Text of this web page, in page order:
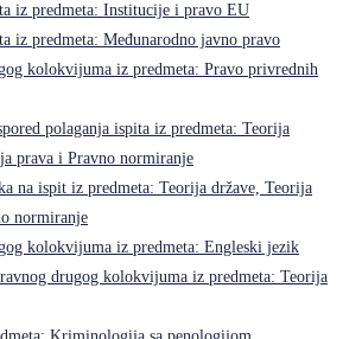
iz predmeta: Institucije i pravo EU
iz predmeta: Međunarodno javno pravo
kolokvijuma iz predmeta: Pravo privrednih
polaganja ispita iz predmeta: Teorija
prava i Pravno normiranje
na ispit iz predmeta: Teorija države, Teorija
normiranje
kolokvijuma iz predmeta: Engleski jezik
drugog kolokvijuma iz predmeta: Teorija